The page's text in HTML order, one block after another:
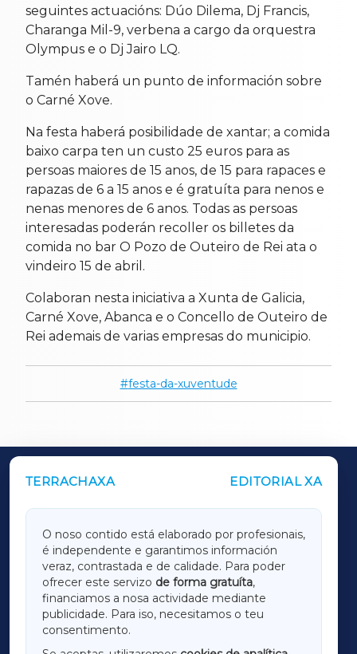
seguintes actuacións: Dúo Dilema, Dj Francis,
Charanga Mil-9, verbena a cargo da orquestra
Olympus e o Dj Jairo LQ.
Tamén haberá un punto de información sobre
o Carné Xove.
Na festa haberá posibilidade de xantar; a comida
baixo carpa ten un custo 25 euros para as
persoas maiores de 15 anos, de 15 para rapaces e
rapazas de 6 a 15 anos e é gratuíta para nenos e
nenas menores de 6 anos. Todas as persoas
interesadas poderán recoller os billetes da
comida no bar O Pozo de Outeiro de Rei ata o
vindeiro 15 de abril.
Colaboran nesta iniciativa a Xunta de Galicia,
Carné Xove, Abanca e o Concello de Outeiro de
Rei ademais de varias empresas do municipio.
festa-da-xuventude
TERRACHAXA EDITORIAL XA
O noso contido está elaborado por profesionais,
é independente e garantimos información
veraz, contrastada e de calidade. Para poder
ofrecer este servizo de forma gratuíta,
financiamos a nosa actividade mediante
publicidade. Para iso, necesitamos o teu
consentimento.
OUTROS PERIÓDICOS
LUGOXA
TERRACHAXA